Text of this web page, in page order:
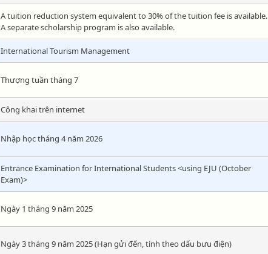
A tuition reduction system equivalent to 30% of the tuition fee is available.
A separate scholarship program is also available.
International Tourism Management
Thượng tuần tháng 7
Công khai trên internet
Nhập học tháng 4 năm 2026
Entrance Examination for International Students <using EJU (October
Exam)>
Ngày 1 tháng 9 năm 2025
Ngày 3 tháng 9 năm 2025 (Hạn gửi đến, tính theo dấu bưu điện)